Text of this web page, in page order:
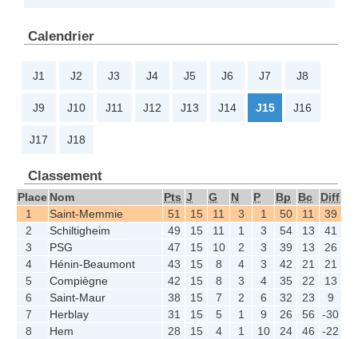
Calendrier
J1 J2 J3 J4 J5 J6 J7 J8
J9 J10 J11 J12 J13 J14 J15 J16
J17 J18
Classement
Place Nom Pts J G N P Bp Bc
Diff
1
Saint-Memmie 51 15 11 3 1 50 11
39
2
Schiltigheim 49 15 11 1 3 54 13
41
3
PSG 47 15 10 2 3 39 13
26
4
Hénin-Beaumont 43 15 8 4 3 42 21
21
5
Compiègne 42 15 8 3 4 35 22
13
6
Saint-Maur 38 15 7 2 6 32 23
9
7
Herblay 31 15 5 1 9 26 56
-30
8
Hem 28 15 4 1 10 24 46
-22